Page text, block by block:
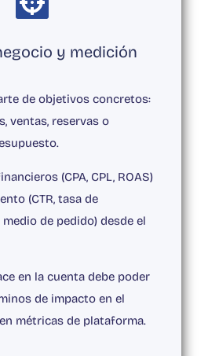
y medición
de objetivos concretos:
ventas, reservas o
(CPA, CPL, ROAS)
(CTR, tasa de
de pedido) desde el
en la cuenta debe poder
de impacto en el
métricas de plataforma.